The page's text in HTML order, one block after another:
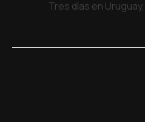
Tres días en